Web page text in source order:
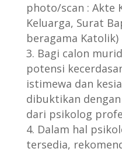
photo/scan : Akte
Keluarga, Surat
beragama Katolik)
Bagi calon
potensi
istimewa dan
dibuktikan
dari psikolog
Dalam hal
tersedia,